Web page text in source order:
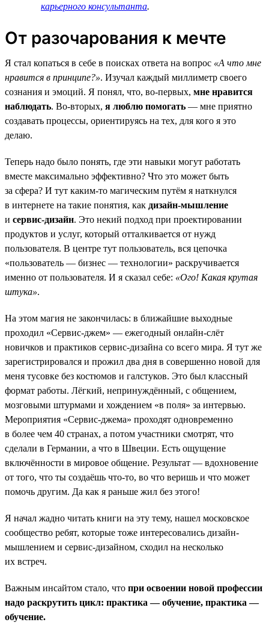
карьерного консультанта.
От разочарования к мечте
Я стал копаться в себе в поисках ответа на вопрос «А что мне
нравится в принципе?». Изучал каждый миллиметр своего
сознания и эмоций. Я понял, что, во-первых, мне нравится
наблюдать. Во-вторых, я люблю помогать — мне приятно
создавать процессы, ориентируясь на тех, для кого я это
делаю.
Теперь надо было понять, где эти навыки могут работать
вместе максимально эффективно? Что это может быть
за сфера? И тут каким-то магическим путём я наткнулся
в интернете на такие понятия, как дизайн-мышление
и сервис-дизайн. Это некий подход при проектировании
продуктов и услуг, который отталкивается от нужд
пользователя. В центре тут пользователь, вся цепочка
«пользователь — бизнес — технологии» раскручивается
именно от пользователя. И я сказал себе: «Ого! Какая крутая
штука».
На этом магия не закончилась: в ближайшие выходные
проходил «Сервис-джем» — ежегодный онлайн-слёт
новичков и практиков сервис-дизайна со всего мира. Я тут же
зарегистрировался и прожил два дня в совершенно новой для
меня тусовке без костюмов и галстуков. Это был классный
формат работы. Лёгкий, непринуждённый, с общением,
мозговыми штурмами и хождением «в поля» за интервью.
Мероприятия «Сервис-джема» проходят одновременно
в более чем 40 странах, а потом участники смотрят, что
сделали в Германии, а что в Швеции. Есть ощущение
включённости в мировое общение. Результат — вдохновение
от того, что ты создаёшь что-то, во что веришь и что может
помочь другим. Да как я раньше жил без этого!
Я начал жадно читать книги на эту тему, нашел московское
сообщество ребят, которые тоже интересовались дизайн-
мышлением и сервис-дизайном, сходил на несколько
их встреч.
Важным инсайтом стало, что при освоении новой профессии
надо раскрутить цикл: практика — обучение, практика —
обучение.